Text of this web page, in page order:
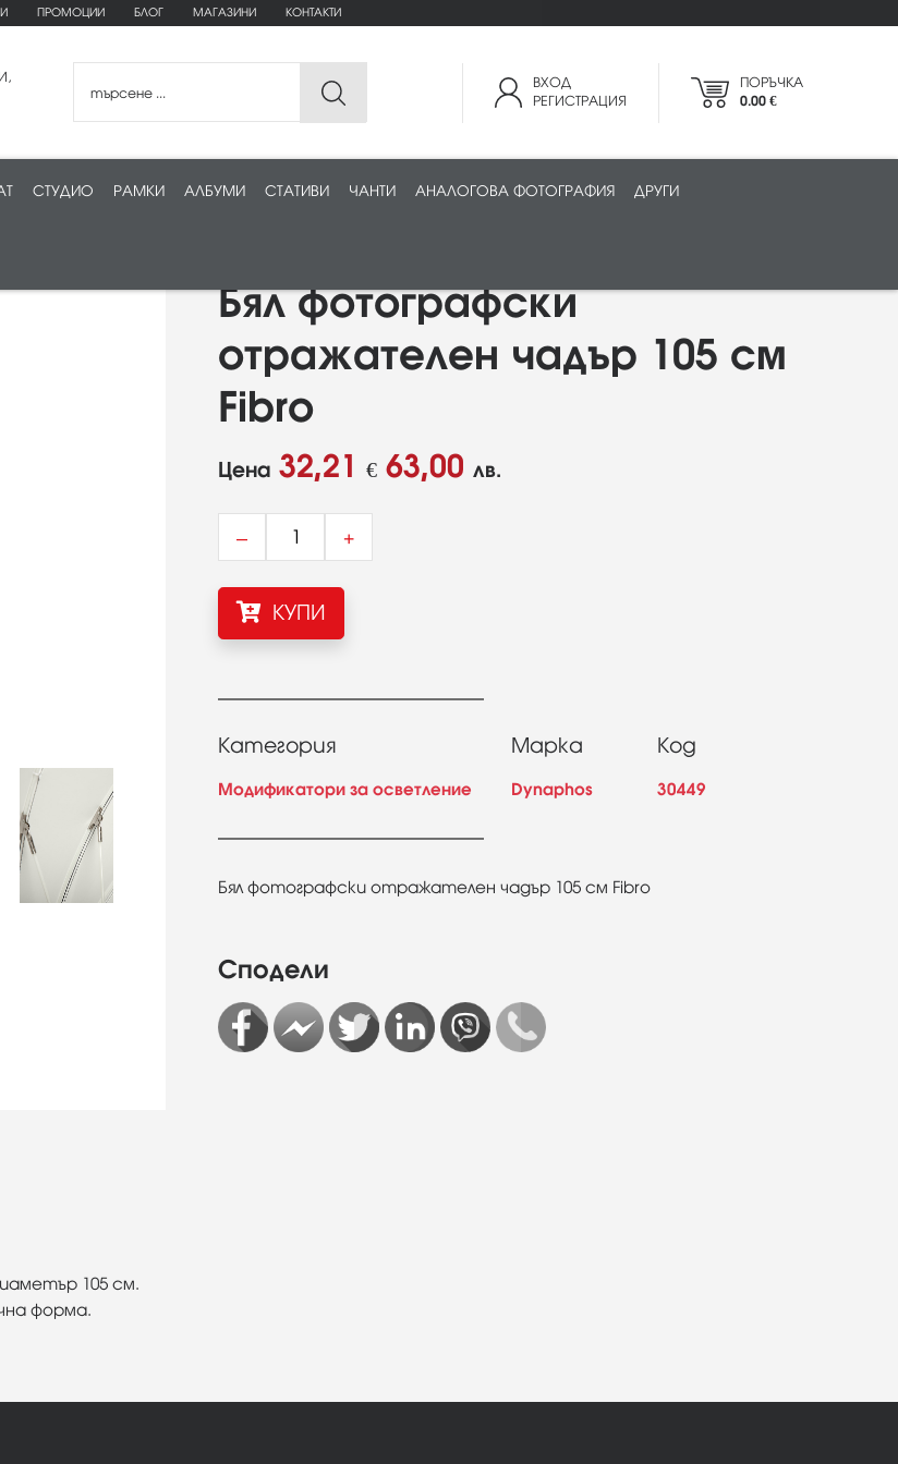
ПРОМОЦИИ БЛОГ МАГАЗИНИ КОНТАКТИ
ВХОД
РЕГИСТРАЦИЯ
ПОРЪЧКА
0.00 €
СТУДИО РАМКИ АЛБУМИ СТАТИВИ ЧАНТИ АНАЛОГОВА ФОТОГРАФИЯ ДРУГИ
Бял фотографски
отражателен чадър 105 см
Fibro
Цена 32,21 € 63,00 лв.
– +
КУПИ
Категория
Модификатори за осветление
Марка
Dynaphos
Код
30449
Бял фотографски отражателен чадър 105 см Fibro
Сподели
105 см.
форма.